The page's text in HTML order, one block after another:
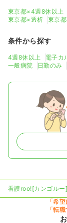
東京都×4週8休以上
東京都×透析
東京
条件から探す
4週8休以上 電子カ
一般病院
日勤のみ
看護roo![カンゴルー]
「希
「転